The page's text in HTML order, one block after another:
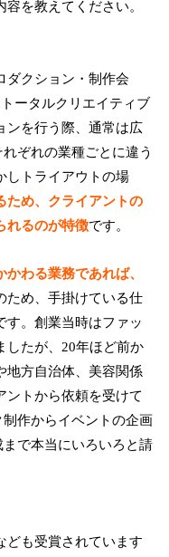
を教えてください。
ダクション・制作会
ータルクリエイティブ
ンを行う際、通常は広
ぞれの業種ごとに違う
しトライアウトの場
ため、クライアントの
れるのが特徴です。
わる業務であれば、
ため、手掛けている仕
す。創業当時はファッ
したが、20年ほど前か
地方自治体、美容関係
ントから依頼を受けて
作からイベントの企画
で本当にいろいろと請
ども受賞されています